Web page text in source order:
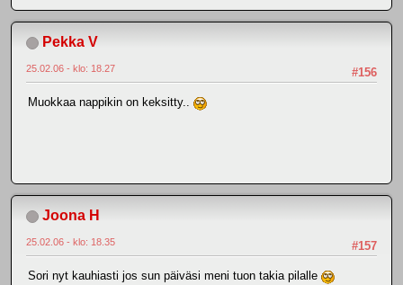
Pekka V
#156
25.02.06 - klo: 18.27
Muokkaa nappikin on keksitty..
Joona H
#157
25.02.06 - klo: 18.35
Sori nyt kauhiasti jos sun päiväsi meni tuon takia pilalle